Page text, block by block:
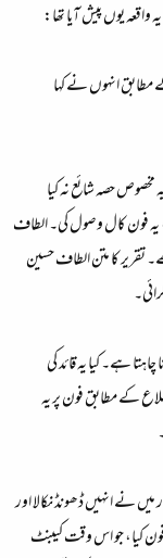
یوں پیش آیا تھا:
کے مطابق انہوں نے کہا
حصہ شائع نہ کیا
فون کال وصول کی۔ الطاف
تقریر کا متن الطاف حسین
ہے۔ کیا یہ قائد کی
کے مطابق فون پر یہ
نے انہیں ڈھونڈ نکالا اور
کیا، جو اس وقت کیبنٹ